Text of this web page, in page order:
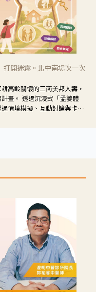
打開迷霧。北中南場次一次
高齡關懷的三商美邦人壽，
孟婆體
情境模擬、互動討論與卡牌